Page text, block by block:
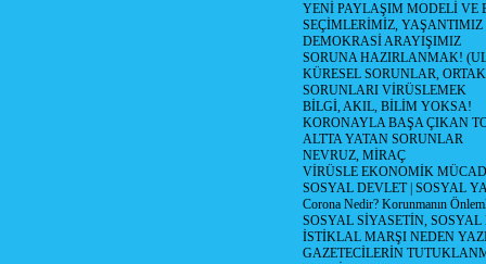
YENİ PAYLAŞIM MODELİ VE
SEÇİMLERİMİZ, YAŞANTIMIZ
DEMOKRASİ ARAYIŞIMIZ
SORUNA HAZIRLANMAK!
KÜRESEL SORUNLAR,
SORUNLARI VİRÜSLEMEK
BİLGİ, AKIL, BİLİM YOKSA!
KORONAYLA BAŞA ÇIKAN
ALTTA YATAN SORUNLAR
NEVRUZ, MİRAÇ
VİRÜSLE EKONOMİK
SOSYAL DEVLET | SOSYAL
Corona Nedir? Korunmanın
SOSYAL SİYASETİN,
İSTİKLAL MARŞI NEDEN
GAZETECİLERİN